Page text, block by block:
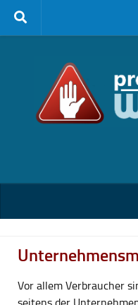
Zum Inhalt springen
Vor allem Verbraucher